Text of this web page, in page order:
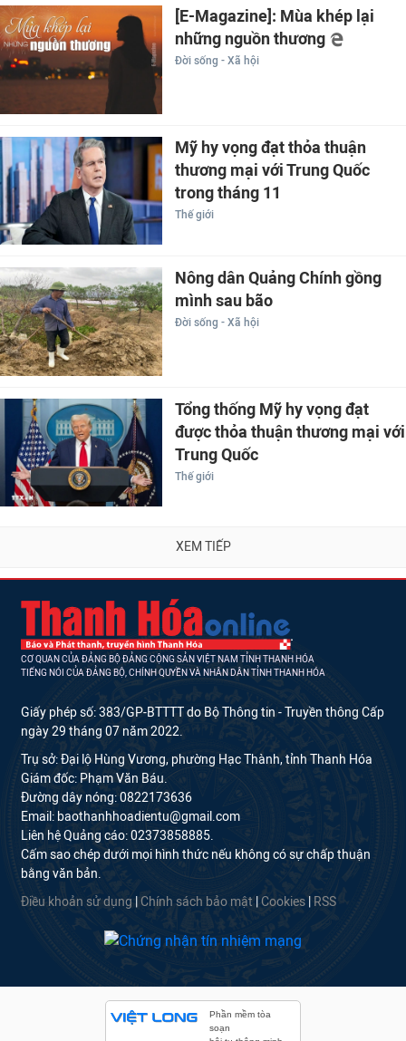
[E-Magazine]: Mùa khép lại
những nguồn thương
Đời sống - Xã hội
Mỹ hy vọng đạt thỏa thuận
thương mại với Trung Quốc
trong tháng 11
Thế giới
Nông dân Quảng Chính gồng
mình sau bão
Đời sống - Xã hội
Tổng thống Mỹ hy vọng đạt
được thỏa thuận thương mại với
Trung Quốc
Thế giới
XEM TIẾP
CƠ QUAN CỦA ĐẢNG BỘ ĐẢNG CỘNG SẢN VIỆT NAM TỈNH THANH HÓA
TIẾNG NÓI CỦA ĐẢNG BỘ, CHÍNH QUYỀN VÀ NHÂN DÂN TỈNH THANH HÓA
Giấy phép số: 383/GP-BTTTT do Bộ Thông tin - Truyền thông Cấp
ngày 29 tháng 07 năm 2022.
Trụ sở: Đại lộ Hùng Vương, phường Hạc Thành, tỉnh Thanh Hóa
Giám đốc: Phạm Văn Báu.
Đường dây nóng: 0822173636
Email: baothanhhoadientu@gmail.com
Liên hệ Quảng cáo: 02373858885.
Cấm sao chép dưới mọi hình thức nếu không có sự chấp thuận
bằng văn bản.
Điều khoản sử dụng Chính sách bảo mật Cookies RSS
Phần mềm tòa
soạn